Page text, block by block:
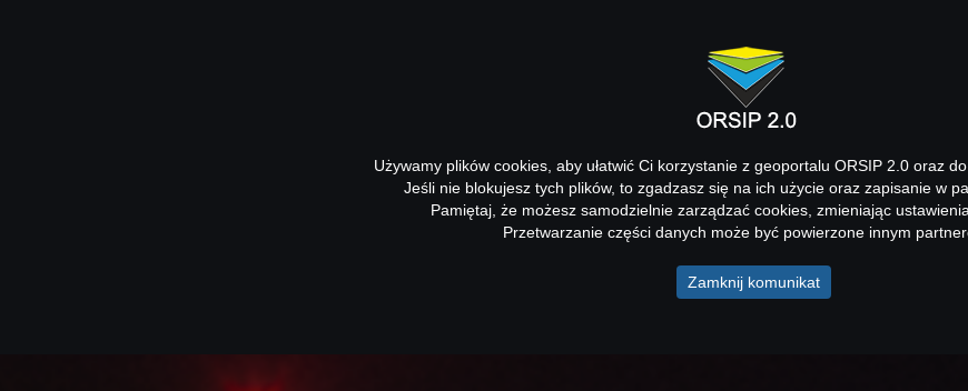
Używamy plików cookies, aby ułatwić Ci korzystanie z geoportalu ORSIP 2.0 oraz
Jeśli nie blokujesz tych plików, to zgadzasz się na ich użycie oraz zapisanie w
Pamiętaj, że możesz samodzielnie zarządzać cookies, zmieniając
Przetwarzanie części danych może być powierzone innym
Zamknij komunikat